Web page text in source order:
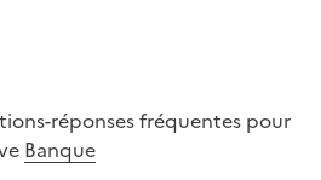
réponses fréquentes pour
Banque